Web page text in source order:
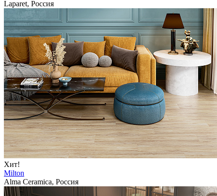
Laparet, Россия
Хит!
Milton
Alma Ceramica, Россия